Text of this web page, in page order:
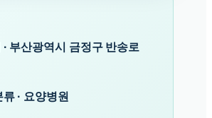
· 부산광역시 금정구 반송로
· 요양병원